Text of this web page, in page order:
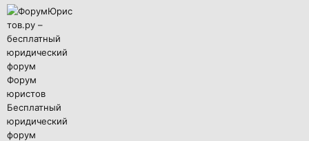
Форум
юристов
Бесплатный
юридический
форум